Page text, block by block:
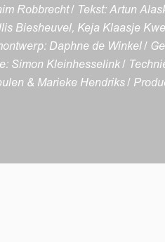
Robbrecht / Tekst: Artun
Biesheuvel, Keja Klaasje
Daphne de Winkel /
Simon Kleinhesselink /
& Marieke Hendriks /